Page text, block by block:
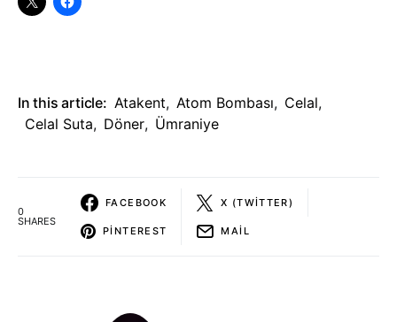
In this article: Atakent, Atom Bombası, Celal,
Celal Suta, Döner, Ümraniye
0
SHARES
FACEBOOK X (TWITTER)
PINTEREST MAIL